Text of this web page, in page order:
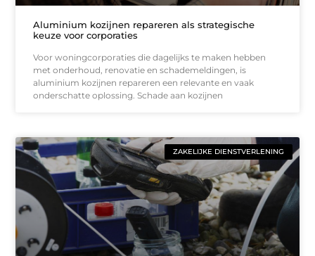
Aluminium kozijnen repareren als strategische
keuze voor corporaties
Voor woningcorporaties die dagelijks te maken hebben
met onderhoud, renovatie en schademeldingen, is
aluminium kozijnen repareren een relevante en vaak
onderschatte oplossing. Schade aan kozijnen
ZAKELIJKE DIENSTVERLENING